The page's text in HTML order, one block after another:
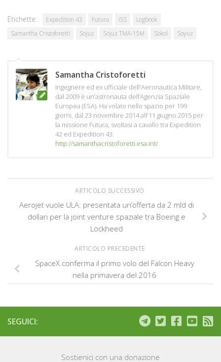
Etichette: Expedition 43 Futura ISS
Logbook
Samantha Cristoforetti
Sojuz Sojuz TMA-15M Sokol Soyuz
Samantha Cristoforetti
Ingegnere ed ex ufficiale dell'Aeronautica Militare,
dal 2009 è un’astronauta dell’Agenzia Spaziale
Europea (ESA). Ha volato nello spazio per 199
giorni, dal 23 novembre 2014 all'11 giugno 2015 per
la missione Futura, svoltasi a cavallo tra Expedition
42 ed Expedition 43.
http://samanthacristoforetti.esa.int/
ARTICOLO SUCCESSIVO
Aerojet vuole ULA: presentata un’offerta da 2 mld di
dollari per la joint venture spaziale tra Boeing e
Lockheed
ARTICOLO PRECEDENTE
SpaceX conferma il primo volo del Falcon Heavy
nella primavera del 2016
SEGUICI:
Sostienici con una donazione